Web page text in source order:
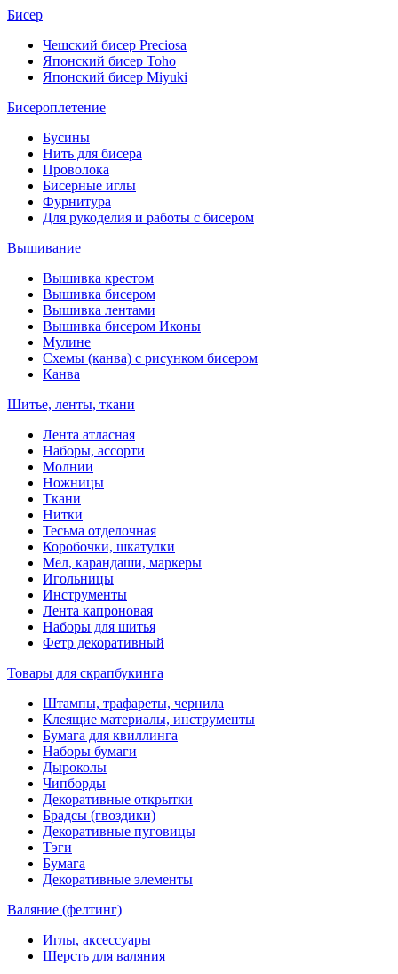
Бисер
Чешский бисер Preciosa
Японский бисер Toho
Японский бисер Miyuki
Бисероплетение
Бусины
Нить для бисера
Проволока
Бисерные иглы
Фурнитура
Для рукоделия и работы с бисером
Вышивание
Вышивка крестом
Вышивка бисером
Вышивка лентами
Вышивка бисером Иконы
Мулине
Схемы (канва) с рисунком бисером
Канва
Шитье, ленты, ткани
Лента атласная
Наборы, ассорти
Молнии
Ножницы
Ткани
Нитки
Тесьма отделочная
Коробочки, шкатулки
Мел, карандаши, маркеры
Игольницы
Инструменты
Лента капроновая
Наборы для шитья
Фетр декоративный
Товары для скрапбукинга
Штампы, трафареты, чернила
Клеящие материалы, инструменты
Бумага для квиллинга
Наборы бумаги
Дыроколы
Чипборды
Декоративные открытки
Брадсы (гвоздики)
Декоративные пуговицы
Тэги
Бумага
Декоративные элементы
Валяние (фелтинг)
Иглы, аксессуары
Шерсть для валяния